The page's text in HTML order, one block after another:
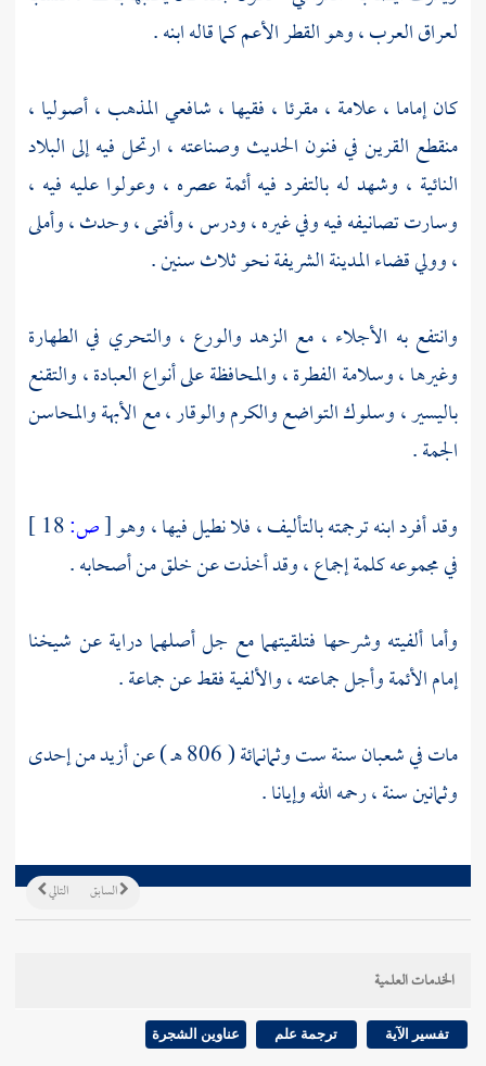
لعراقالعرب ، وهو القطر الأعم كما قاله ابنه .
كان إماما ، علامة ، مقرئا ، فقيها ، شافعي المذهب ، أصوليا ،
منقطع القرين في فنون الحديث وصناعته ، ارتحل فيه إلى البلاد
النائية ، وشهد له بالتفرد فيه أئمة عصره ، وعولوا عليه فيه ،
وسارت تصانيفه فيه وفي غيره ، ودرس ، وأفتى ، وحدث ، وأملى
، وولي قضاءالمدينةالشريفة نحو ثلاث سنين .
وانتفع به الأجلاء ، مع الزهد والورع ، والتحري في الطهارة
وغيرها ، وسلامة الفطرة ، والمحافظة على أنواع العبادة ، والتقنع
باليسير ، وسلوك التواضع والكرم والوقار ، مع الأبهة والمحاسن
الجمة .
وقد أفرد ابنه ترجمته بالتأليف ، فلا نطيل فيها ، وهو[ص:
في مجموعه كلمة إجماع ، وقد أخذت عن خلق من أصحابه .
وأما ألفيته وشرحها فتلقيتهما مع جل أصلهما دراية عن شيخنا
إمام الأئمة وأجل جماعته ، والألفية فقط عن جماعة .
مات في شعبان سنة ست وثمانمائة ( 806 هـ ) عن أزيد من إحدى
وثمانين سنة ، رحمه الله وإيانا .
التالي السابق
الخدمات العلمية
تفسير الآية ترجمة علم عناوين الشجرة